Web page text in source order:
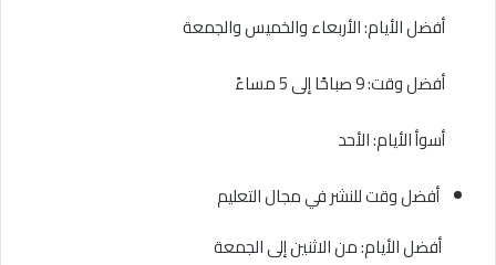
أفضل الأيام: الأربعاء والخميس والجمعة
أفضل وقت: 9 صباحًا إلى 5 مساءً
أسوأ الأيام: الأحد
أفضل وقت للنشر في مجال التعليم
أفضل الأيام: من الاثنين إلى الجمعة